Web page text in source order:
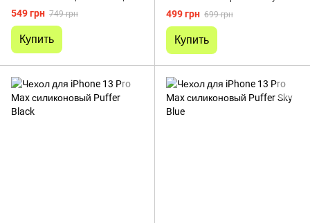
Purple
549 грн 749 грн
Купить
499 грн 699 грн
Купить